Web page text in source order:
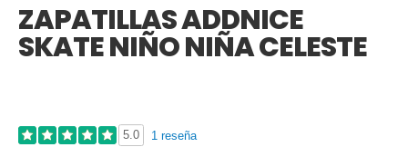
ZAPATILLAS ADDNICE
SKATE NIÑO NIÑA CELESTE
5.0 1 reseña